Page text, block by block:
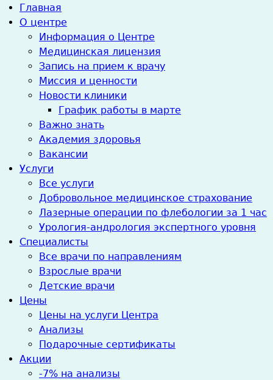
Главная
О центре
Информация о Центре
Медицинская лицензия
Запись на прием к врачу
Миссия и ценности
Новости клиники
График работы в марте
Важно знать
Академия здоровья
Вакансии
Услуги
Все услуги
Добровольное медицинское страхование
Лазерные операции по флебологии за 1 час
Урология-андрология экспертного уровня
Специалисты
Все врачи по направлениям
Взрослые врачи
Детские врачи
Цены
Цены на услуги Центра
Анализы
Подарочные сертификаты
Акции
-7% на анализы